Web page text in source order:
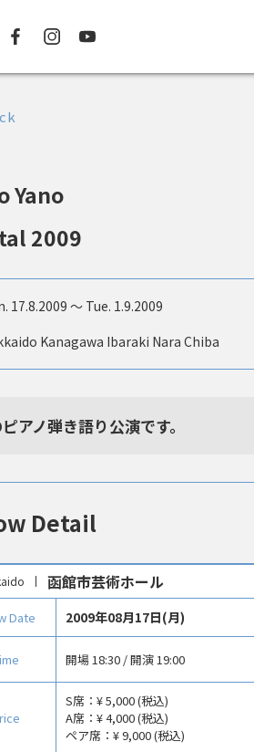
Yano
2009
17.8.2009 〜 Tue. 1.9.2009
Kanagawa Ibaraki Nara Chiba
アノ弾き語り公演です。
Detail
函館市芸術ホール
Date 2009年08月17日(月)
開場 18:30 / 開演 19:00
S席： ¥ 5,000 (税込)
A席： ¥ 4,000 (税込)
ペア席： ¥ 9,000 (税込)